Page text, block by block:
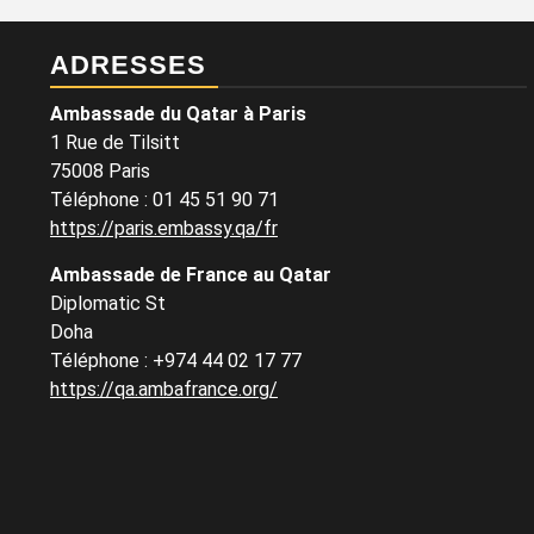
ADRESSES
Ambassade du Qatar à Paris
1 Rue de Tilsitt
75008 Paris
Téléphone : 01 45 51 90 71
https://paris.embassy.qa/fr
Ambassade de France au Qatar
Diplomatic St
Doha
Téléphone : +974 44 02 17 77
https://qa.ambafrance.org/